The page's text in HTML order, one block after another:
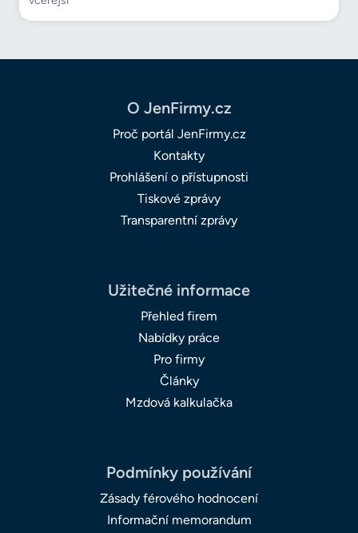
O JenFirmy.cz
Proč portál JenFirmy.cz
Kontakty
Prohlášení o přístupnosti
Tiskové zprávy
Transparentní zprávy
Užitečné informace
Přehled firem
Nabídky práce
Pro firmy
Články
Mzdová kalkulačka
Podmínky používání
Zásady férového hodnocení
Informační memorandum